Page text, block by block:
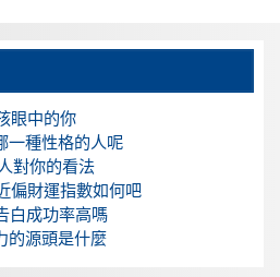
眼中的你
一種性格的人呢
對你的看法
偏財運指數如何吧
白成功率高嗎
的源頭是什麼